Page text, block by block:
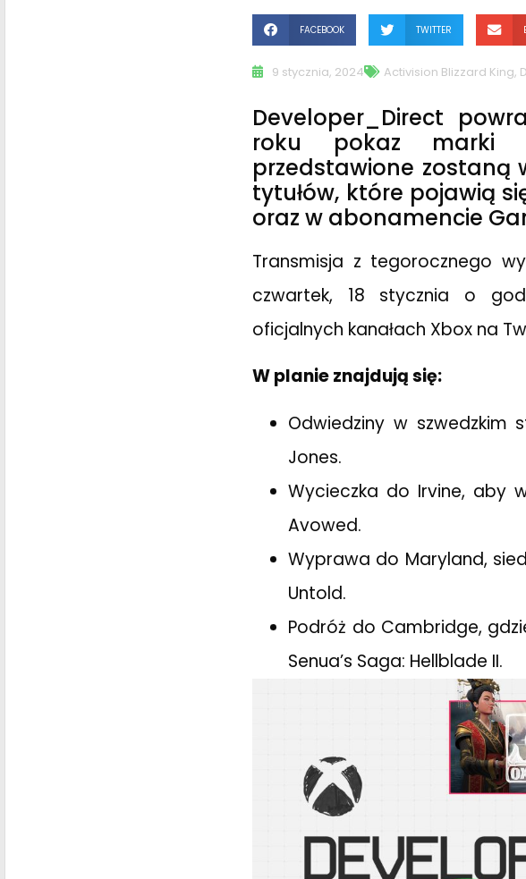
FACEBOOK TWITTER
9 stycznia, 2024 Activision Blizzard King,
Developer_Direct
roku pokaz marki
przedstawione zostaną
tytułów, które pojawią
oraz w abonamencie
Transmisja z tegorocznego
czwartek, 18 stycznia o
oficjalnych kanałach Xbox na
W planie znajdują się:
Odwiedziny w szwedzkim
Jones.
Wycieczka do Irvine, aby
Avowed.
Wyprawa do Maryland,
Untold.
Podróż do Cambridge,
Senua’s Saga: Hellblade II.